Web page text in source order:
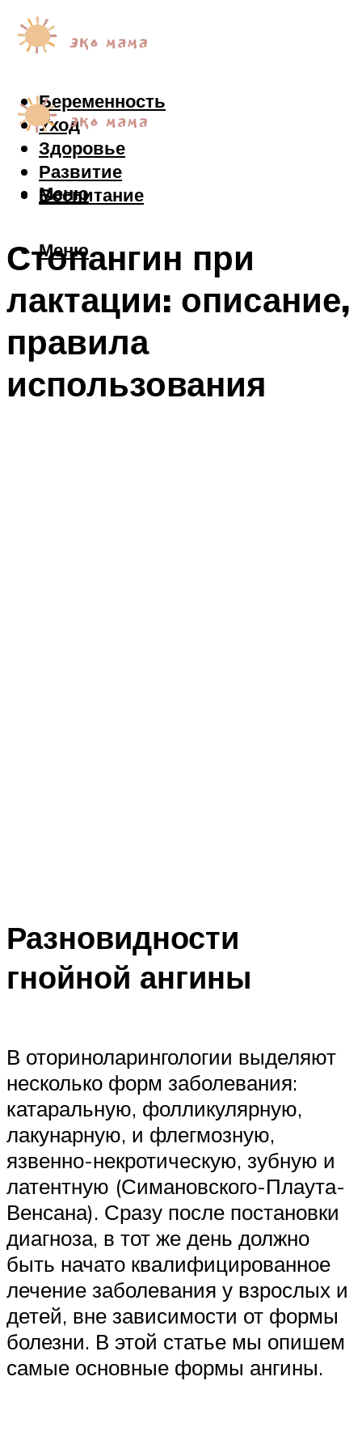
Беременность
Уход
Здоровье
Развитие
Воспитание
Меню
Меню
Стопангин при
лактации: описание,
правила
использования
Разновидности
гнойной ангины
В оториноларингологии выделяют
несколько форм заболевания:
катаральную, фолликулярную,
лакунарную, и флегмозную,
язвенно-некротическую, зубную и
латентную (Симановского-Плаута-
Венсана). Сразу после постановки
диагноза, в тот же день должно
быть начато квалифицированное
лечение заболевания у взрослых и
детей, вне зависимости от формы
болезни. В этой статье мы опишем
самые основные формы ангины.